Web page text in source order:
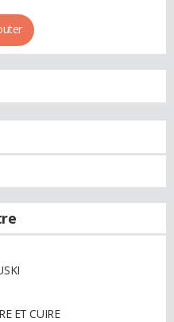
ET CUIRE